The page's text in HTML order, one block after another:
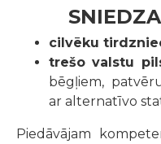
cilvēku
trešo valstu
bēgļiem,
ar alternatīvo
Piedāvājam